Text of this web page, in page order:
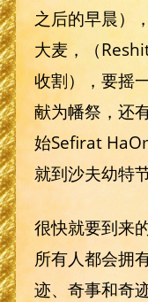
之后的早晨）
大麦，（
收割），要摇
献为幡祭，还
始Sefirat
就到沙夫幼特
很快就要到来
所有人都会拥
迹、奇事和奇